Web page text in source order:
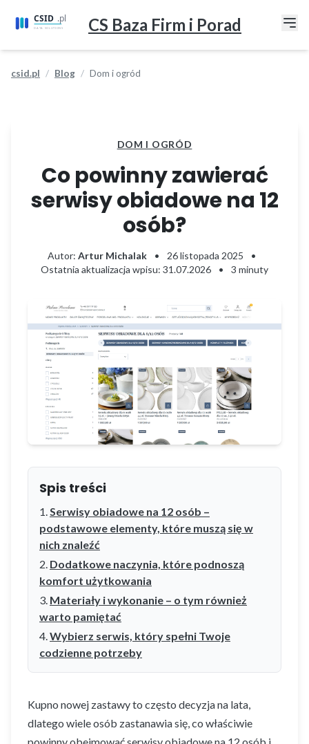
CS Baza Firm i Porad
csid.pl Blog Dom i ogród
DOM I OGRÓD
Co powinny zawierać
serwisy obiadowe na 12
osób?
Autor: Artur Michalak • 26 listopada 2025
•
Ostatnia aktualizacja wpisu: 31.07.2026
• 3 minuty
Spis treści
Serwisy obiadowe na 12 osób –
podstawowe elementy, które muszą się w
nich znaleźć
Dodatkowe naczynia, które podnoszą
komfort użytkowania
Materiały i wykonanie – o tym również
warto pamiętać
Wybierz serwis, który spełni Twoje
codzienne potrzeby
Kupno nowej zastawy to często decyzja na lata,
dlatego wiele osób zastanawia się, co właściwie
powinny obejmować serwisy obiadowe na 12 osób i